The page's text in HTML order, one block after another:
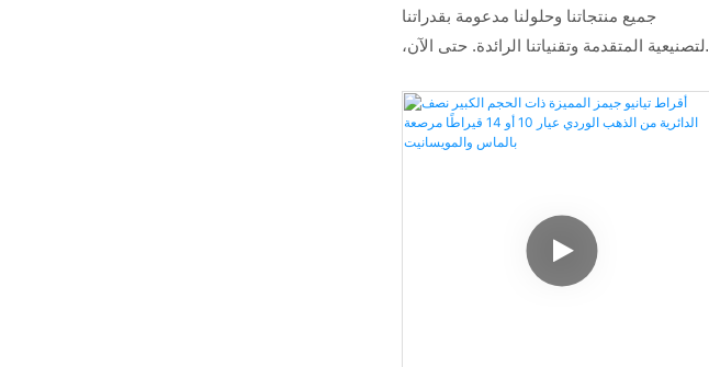
من الذهب الأبيض عيار 14 قيراطًا
جميع منتجاتنا وحلولنا مدعومة بقدراتنا
التصنيعية المتقدمة وتقنياتنا الرائدة. حتى الآن،
الأطراف، بوزن إجمالي 1 قيراط، وقطر 6.5 مم،
مصنوعة من الذهب الأبيض عيار 14 قيراطًا،